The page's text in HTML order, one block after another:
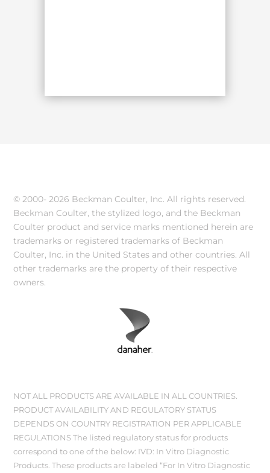
© 2000-2026 Beckman Coulter, Inc. All rights reserved.
Beckman Coulter, the stylized logo, and the Beckman
Coulter product and service marks mentioned herein are
trademarks or registered trademarks of Beckman
Coulter, Inc. in the United States and other countries. All
other trademarks are the property of their respective
owners.
NOT ALL PRODUCTS ARE AVAILABLE IN ALL COUNTRIES.
PRODUCT AVAILABILITY AND REGULATORY STATUS
DEPENDS ON COUNTRY REGISTRATION PER APPLICABLE
REGULATIONS The listed regulatory status for products
correspond to one of the below: IVD: In Vitro Diagnostic
Products. These products are labeled “For In Vitro Diagnostic